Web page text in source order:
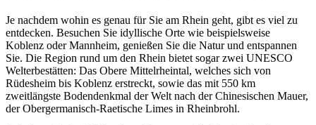
Je nachdem wohin es genau für Sie am Rhein geht, gibt es viel zu
entdecken. Besuchen Sie idyllische Orte wie beispielsweise
Koblenz oder Mannheim, genießen Sie die Natur und entspannen
Sie. Die Region rund um den Rhein bietet sogar zwei UNESCO
Welterbestätten: Das Obere Mittelrheintal, welches sich von
Rüdesheim bis Koblenz erstreckt, sowie das mit 550 km
zweitlängste Bodendenkmal der Welt nach der Chinesischen Mauer,
der Obergermanisch-Raetische Limes in Rheinbrohl.